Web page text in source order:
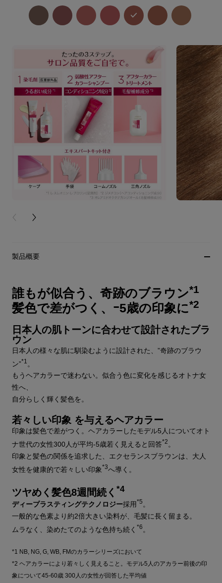
PREVIOUS CARD
NEXT CARD
製品概要
誰もが似合う、奇跡のブラウン*1
髪色で差がつく、ｰ5歳の印象に*2
日本人の肌トーンに合わせて設計されたブラ
ウン
日本人の様々な肌に馴染むように設計された、”奇跡のブラウ
ン”*1 。
もうヘアカラーで迷わない。似合う色に変化を感じるオトナ女
性へ、
自分らしく輝く髪色を。
若々しい印象 を与えるヘアカラー
印象は髪色で差がつく。ヘアカラーしたモデル5人についてオト
ナ世代の女性300人が平均-5歳若く見えると回答*2 。
印象と髪色の関係を追求した、エクセランスブラウンは、大人
女性を健康的で若々しい印象*3へ導く。
ツヤめく髪色8週間続く *4
ディープラスティングテクノロジー採用*5 。
一般的な色素より約2倍大きい染料が、毛髪に長く留まる。
ムラなく、染めたてのような色持ち続く *6 。
*1 NB, NG, G, WB, FMのカラーシリーズにおいて
*2 ヘアカラーにより若々しく見えること。モデル5人のアカラー前後の印
象について45-60歳 300人の女性が回答した平均値